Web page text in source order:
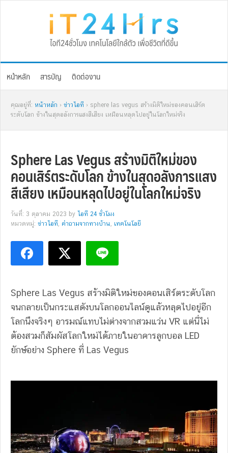
หน้าหลัก สารบัญ ติดต่องาน
คุณอยู่ที่: หน้าหลัก › ข่าวไอที › sphere las vegus สร้างมิติใหม่ของคอนเสิร์ต
ระดับโลก ข้างในสุดอลังการแสงสีเสียง เหมือนหลุดไปอยู่ในโลกใหม่จริง
Sphere Las Vegus สร้างมิติใหม่ของ
คอนเสิร์ตระดับโลก ข้างในสุดอลังการแสง
สีเสียง เหมือนหลุดไปอยู่ในโลกใหม่จริง
วันที่: 3 ตุลาคม 2023 by ไอที 24 ชั่วโมง
หมวดหมู่: ข่าวไอที, คำถามจากทางบ้าน, เทคโนโลยี
Sphere Las Vegus สร้างมิติใหม่ของคอนเสิร์ตระดับโลก
จนกลายเป็นกระแสดังบนโลกออนไลน์ดูแล้วหลุดไปอยู่อีก
โลกนึงจริงๆ อารมณ์แทบไม่ต่างจากสวมแว่น VR แต่นี่ไม่
ต้องสวมก็สัมผัสโลกใหม่ได้ภายในอาคารลูกบอล LED
ยักษ์อย่าง Sphere ที่ Las Vegus